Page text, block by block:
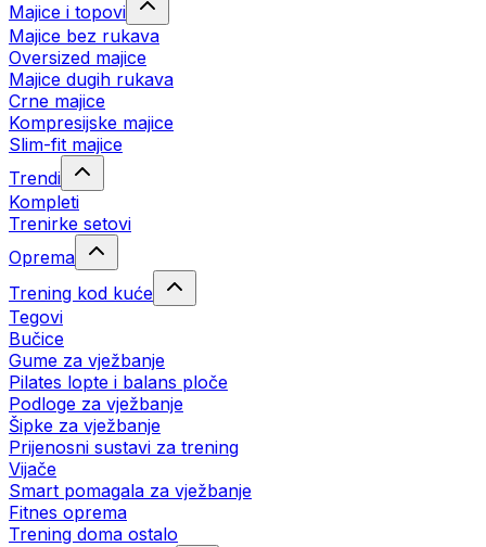
Majice i topovi
Majice bez rukava
Oversized majice
Majice dugih rukava
Crne majice
Kompresijske majice
Slim-fit majice
Trendi
Kompleti
Trenirke setovi
Oprema
Trening kod kuće
Tegovi
Bučice
Gume za vježbanje
Pilates lopte i balans ploče
Podloge za vježbanje
Šipke za vježbanje
Prijenosni sustavi za trening
Vijače
Smart pomagala za vježbanje
Fitnes oprema
Trening doma ostalo